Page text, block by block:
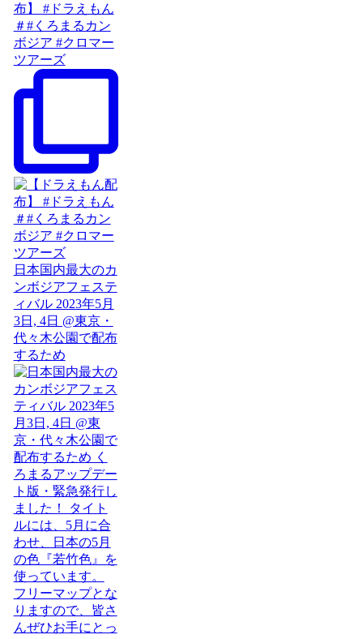
布】 #ドラえもん
＃#くろまるカン
ボジア #クロマー
ツアーズ
日本国内最大のカ
ンボジアフェステ
ィバル 2023年5月
3日, 4日 @東京・
代々木公園で配布
するため